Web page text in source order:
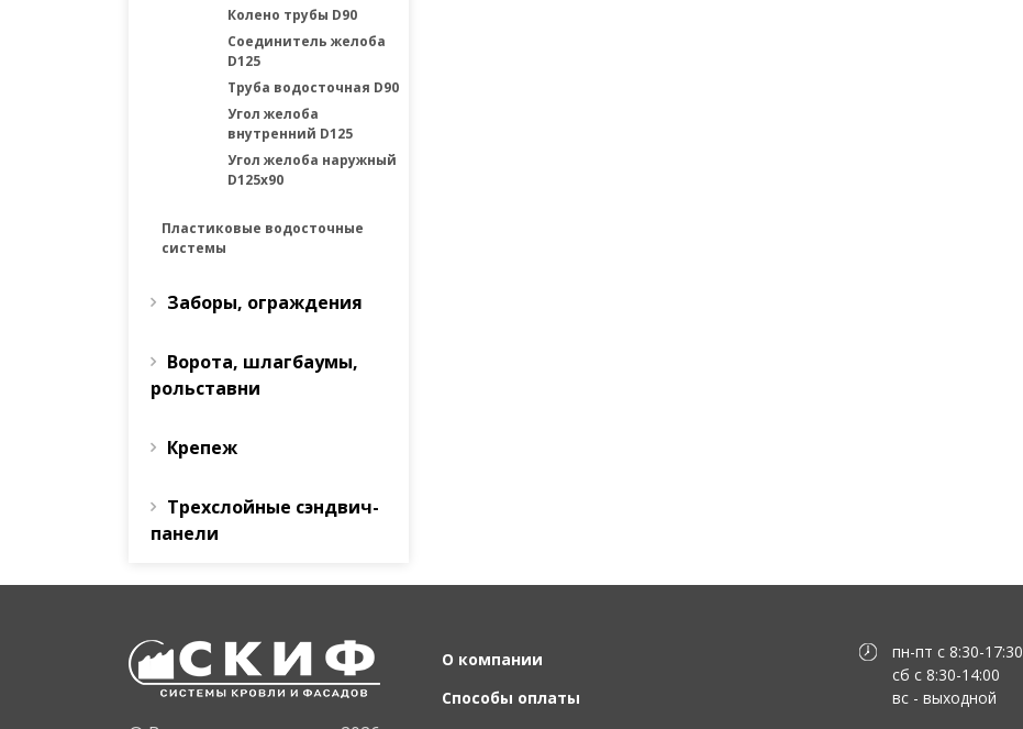
Колено трубы D90
Соединитель желоба
D125
Труба водосточная D90
Угол желоба
внутренний D125
Угол желоба наружный
D125х90
Пластиковые водосточные
системы
Заборы, ограждения
Ворота, шлагбаумы,
рольставни
Крепеж
Трехслойные сэндвич-
панели
О компании
Способы оплаты
пн-пт с 8:30-17:30
сб с 8:30-14:00
вс - выходной